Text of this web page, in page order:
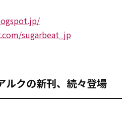
sugarbeat_jp
クの新刊、続々登場